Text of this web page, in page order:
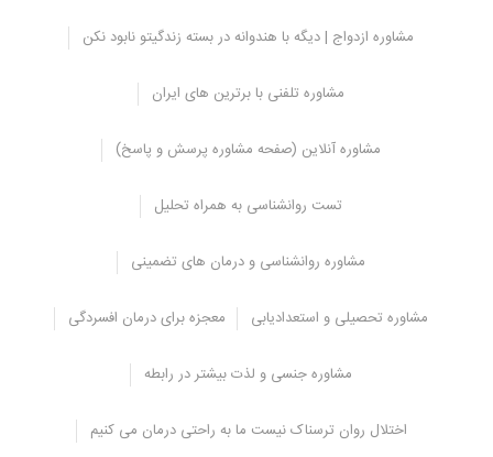
مشاوره ازدواج | دیگه با هندوانه در بسته زندگیتو نابود نکن
مشاوره تلفنی با برترین های ایران
مشاوره آنلاین (صفحه مشاوره پرسش و پاسخ)
تست روانشناسی به همراه تحلیل
مشاوره روانشناسی و درمان های تضمینی
مشاوره تحصیلی و استعدادیابی معجزه برای درمان افسردگی
مشاوره جنسی و لذت بیشتر در رابطه
اختلال روان ترسناک نیست ما به راحتی درمان می کنیم
چه انتظاراتی باید از سکس تراپ داشته باشیم؟
با مراجعه به سکس تراپی، شما باید مطمئن شوید که نکات زیر را دارا
اطلاعات ارائه شده شما به او محرمانه باقی خواهد ماند
مواد مختلف آموزشی، رفتاری و سکس تراپی را ببینید.
مشکل راهنمایی لازم را ارائه می کند.
در جلسات درمانگر هیچ رابطه و معاینه فیزیکی بین درمانگر و شخص
ارجاع کننده وجود ندارد و فعالیت غیر جنسی در حضور درمانگر انتظار
اگر چه به طور کلی این تصور وجود دارد که درمان جنسی برای افراد مبتلا